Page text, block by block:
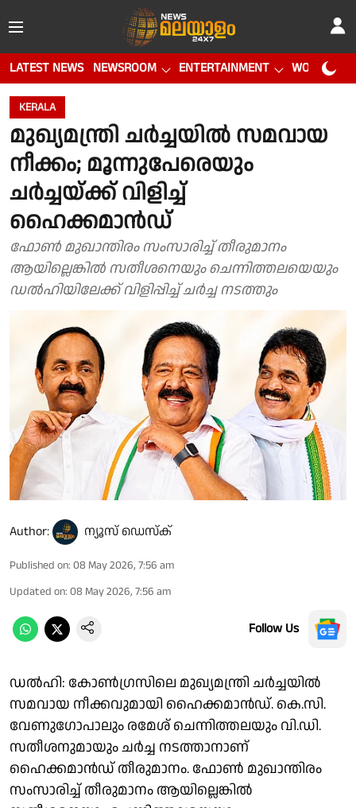
LATEST NEWS NEWSROOM ENTERTAINMENT WORLD CUP
KERALA
മുഖ്യമന്ത്രി ചര്‍ച്ചയില്‍ സമവായ
നീക്കം; മൂന്നുപേരെയും
ചര്‍ച്ചയ്ക്ക് വിളിച്ച്
ഹൈക്കമാന്‍ഡ്
ഫോൺ മുഖാന്തിരം സംസാരിച്ച് തീരുമാനം
ആയില്ലെങ്കിൽ സതീശനെയും ചെന്നിത്തലയെയും
ഡൽഹിയിലേക്ക് വിളിപ്പിച്ച്‌ ചർച്ച നടത്തും
Author: ന്യൂസ് ഡെസ്ക്
Published on: 08 May 2026, 7:56 am
Updated on: 08 May 2026, 7:56 am
Follow Us
ഡൽ​ഹി: കോൺഗ്രസിലെ മുഖ്യമന്ത്രി ചർച്ചയിൽ
സമവായ നീക്കവുമായി ഹൈക്കമാൻഡ്. കെ.സി.
വേണുഗോപാലും രമേശ് ചെന്നിത്തലയും വി.ഡി.
സതീശനുമായും ചർച്ച നടത്താനാണ്
ഹൈക്കമാൻഡ് തീരുമാനം. ഫോൺ മുഖാന്തിരം
സംസാരിച്ച് തീരുമാനം ആയില്ലെങ്കിൽ